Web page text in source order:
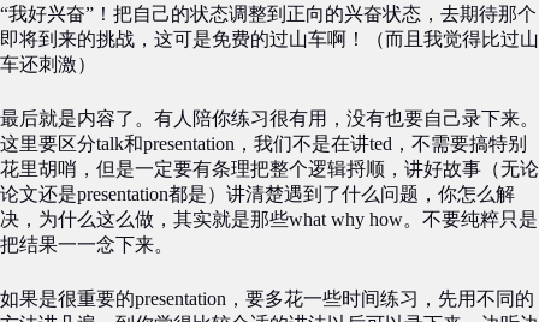
“我好兴奋”！把自己的状态调整到正向的兴奋状态，去期待那个
即将到来的挑战，这可是免费的过山车啊！（而且我觉得比过山
车还刺激）
最后就是内容了。有人陪你练习很有用，没有也要自己录下来。
这里要区分talk和presentation，我们不是在讲ted，不需要搞特别
花里胡哨，但是一定要有条理把整个逻辑捋顺，讲好故事（无论
论文还是presentation都是）讲清楚遇到了什么问题，你怎么解
决，为什么这么做，其实就是那些what why how。不要纯粹只是
把结果一一念下来。
如果是很重要的presentation，要多花一些时间练习，先用不同的